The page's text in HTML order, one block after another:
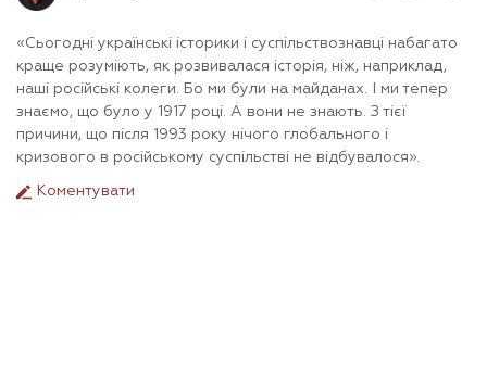
«Сьогодні українські історики і суспільствознавці набагато
краще розуміють, як розвивалася історія, ніж, наприклад,
наші російські колеги. Бо ми були на майданах. І ми тепер
знаємо, що було у 1917 році. А вони не знають. З тієї
причини, що після 1993 року нічого глобального і
кризового в російському суспільстві не відбувалося».
Коментувати